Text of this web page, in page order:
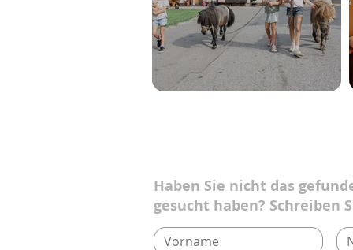
Haben Sie nicht das
gesucht haben? Schreiben